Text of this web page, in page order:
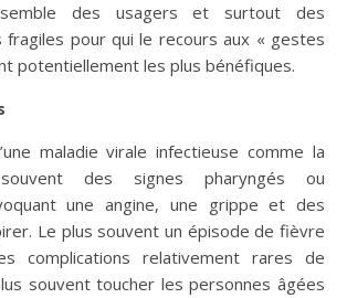
des usagers et surtout des
fragiles pour qui le recours aux « gestes
potentiellement les plus bénéfiques.
maladie virale infectieuse comme la
des signes pharyngés ou
une angine, une grippe et des
Le plus souvent un épisode de fièvre
complications relativement rares de
souvent toucher les personnes âgées